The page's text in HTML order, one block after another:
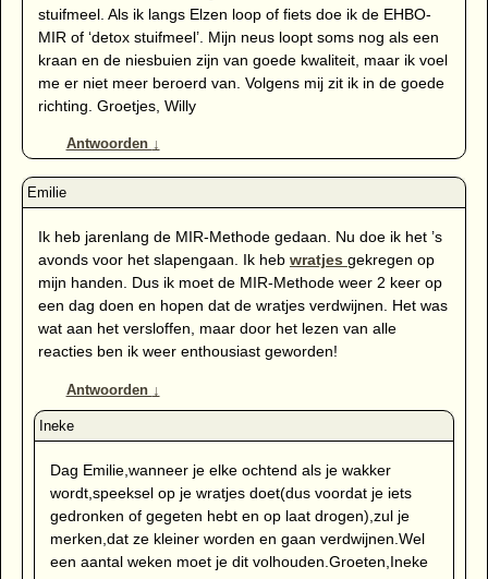
stuifmeel. Als ik langs Elzen loop of fiets doe ik de EHBO-
MIR of ‘detox stuifmeel’. Mijn neus loopt soms nog als een
kraan en de niesbuien zijn van goede kwaliteit, maar ik voel
me er niet meer beroerd van. Volgens mij zit ik in de goede
richting. Groetjes, Willy
Antwoorden ↓
Ik heb jarenlang de MIR-Methode gedaan. Nu doe ik het ’s
avonds voor het slapengaan. Ik heb wratjes gekregen op
mijn handen. Dus ik moet de MIR-Methode weer 2 keer op
een dag doen en hopen dat de wratjes verdwijnen. Het was
wat aan het versloffen, maar door het lezen van alle
reacties ben ik weer enthousiast geworden!
Antwoorden ↓
Dag Emilie,wanneer je elke ochtend als je wakker
wordt,speeksel op je wratjes doet(dus voordat je iets
gedronken of gegeten hebt en op laat drogen),zul je
merken,dat ze kleiner worden en gaan verdwijnen.Wel
een aantal weken moet je dit volhouden.Groeten,Ineke